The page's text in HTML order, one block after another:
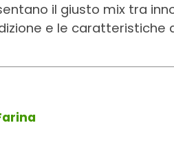
il giusto mix tra
e le caratteristiche